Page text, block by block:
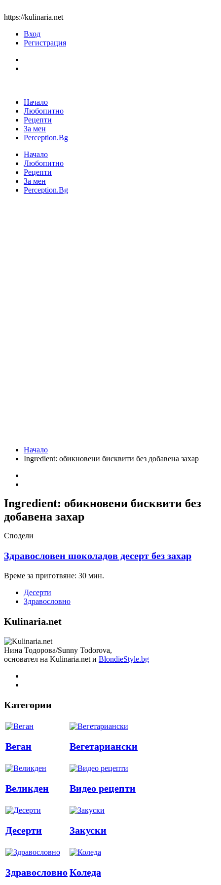
https://kulinaria.net
Вход
Регистрация
Начало
Любопитно
Рецепти
За мен
Perception.Bg
Начало
Любопитно
Рецепти
За мен
Perception.Bg
Начало
Ingredient: обикновени бисквити без добавена захар
Ingredient: обикновени бисквити без
добавена захар
Сподели
Здравословен шоколадов десерт без захар
Време за приготвяне: 30 мин.
Десерти
Здравословно
Kulinaria.net
Нина Тодорова/Sunny Todorova,
основател на Kulinaria.net и BlondieStyle.bg
Категории
Веган Вегетариански
Великден Видео рецепти
Десерти Закуски
ЗдравословноКоледа